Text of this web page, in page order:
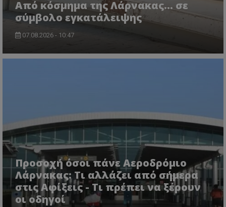
Από κόσμημα της Λάρνακας… σε
σύμβολο εγκατάλειψης
07.08.2026 - 10:47
Προσοχή όσοι πάνε Αεροδρόμιο
Λάρνακας: Τι αλλάζει από σήμερα
στις Αφίξεις - Τι πρέπει να ξέρουν
οι οδηγοί